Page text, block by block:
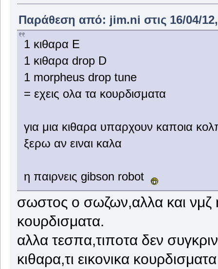
Παράθεση από: jim.ni στις 16/04/
1 κιθαρα Ε
1 κιθαρα drop D
1 morpheus drop tune
= εχεις ολα τα κουρδισματα
για μια κιθαρα υπαρχουν καποια
ξερω αν ειναι καλα
η παιρνεις gibson robot
σωστος ο σωζων,αλλα και νμζ
κουρδισματα.
αλλα τεσπα,τιποτα δεν
κιθαρα,τι εικονικα